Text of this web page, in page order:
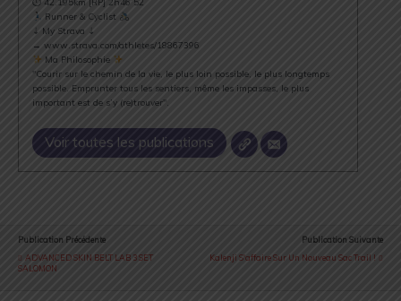
⏱ 42.195km [RP] 2h46’52
Runner & Cyclist
⇣ My Strava ⇣
→ www.strava.com/athletes/18867396
Ma Philosophie
"Courir sur le chemin de la vie, le plus loin possible, le plus longtemps
possible. Emprunter tous les sentiers, même les impasses, le plus
important est de s’y (re)trouver".
Voir toutes les publications
Publication Précédente
ADVANCED SKIN BELT LAB 3 SET
SALOMON
Publication Suivante
Kalenji S'affaire Sur Un Nouveau Sac Trail !